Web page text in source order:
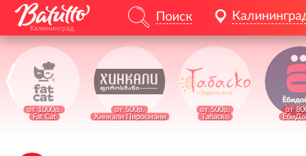
Калининград
Поиск
от 1000р.
Fat Cat
от 500р.
Хинкали Пиросмани
от 500р.
Табаско
от